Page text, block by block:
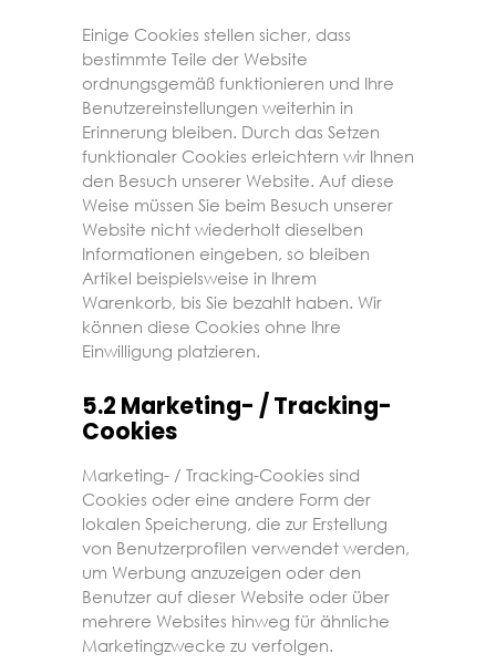
Einige Cookies stellen sicher, dass
bestimmte Teile der Website
ordnungsgemäß funktionieren und Ihre
Benutzereinstellungen weiterhin in
Erinnerung bleiben. Durch das Setzen
funktionaler Cookies erleichtern wir Ihnen
den Besuch unserer Website. Auf diese
Weise müssen Sie beim Besuch unserer
Website nicht wiederholt dieselben
Informationen eingeben, so bleiben
Artikel beispielsweise in Ihrem
Warenkorb, bis Sie bezahlt haben. Wir
können diese Cookies ohne Ihre
Einwilligung platzieren.
5.2 Marketing- / Tracking-
Cookies
Marketing- / Tracking-Cookies sind
Cookies oder eine andere Form der
lokalen Speicherung, die zur Erstellung
von Benutzerprofilen verwendet werden,
um Werbung anzuzeigen oder den
Benutzer auf dieser Website oder über
mehrere Websites hinweg für ähnliche
Marketingzwecke zu verfolgen.